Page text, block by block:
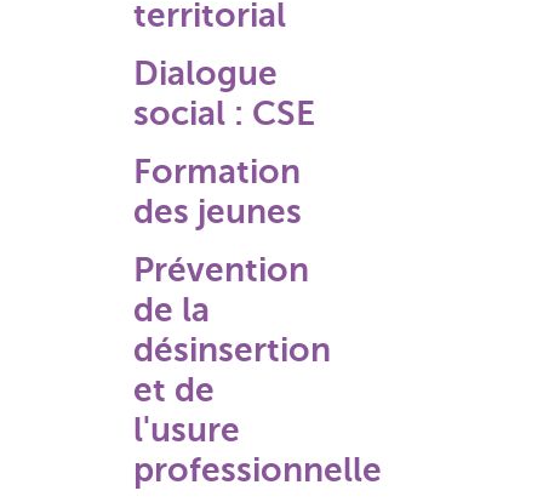
territorial
Dialogue
social : CSE
Formation
des jeunes
Prévention
de la
désinsertion
et de
l'usure
professionnelle